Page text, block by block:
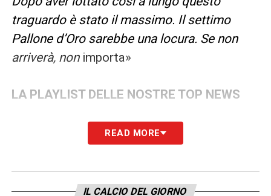
traguardo è stato il massimo. Il settimo
Pallone d’Oro sarebbe una locura. Se non
arriverà, nonimporta»
LA PLAYLIST DELLE NOSTRE TOP NEWS
READ MORE
IL CALCIO DEL GIORNO